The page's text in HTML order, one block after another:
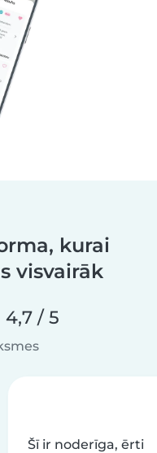
kurai
visvairāk
4,7 / 5
Šī ir noderīga, ērti